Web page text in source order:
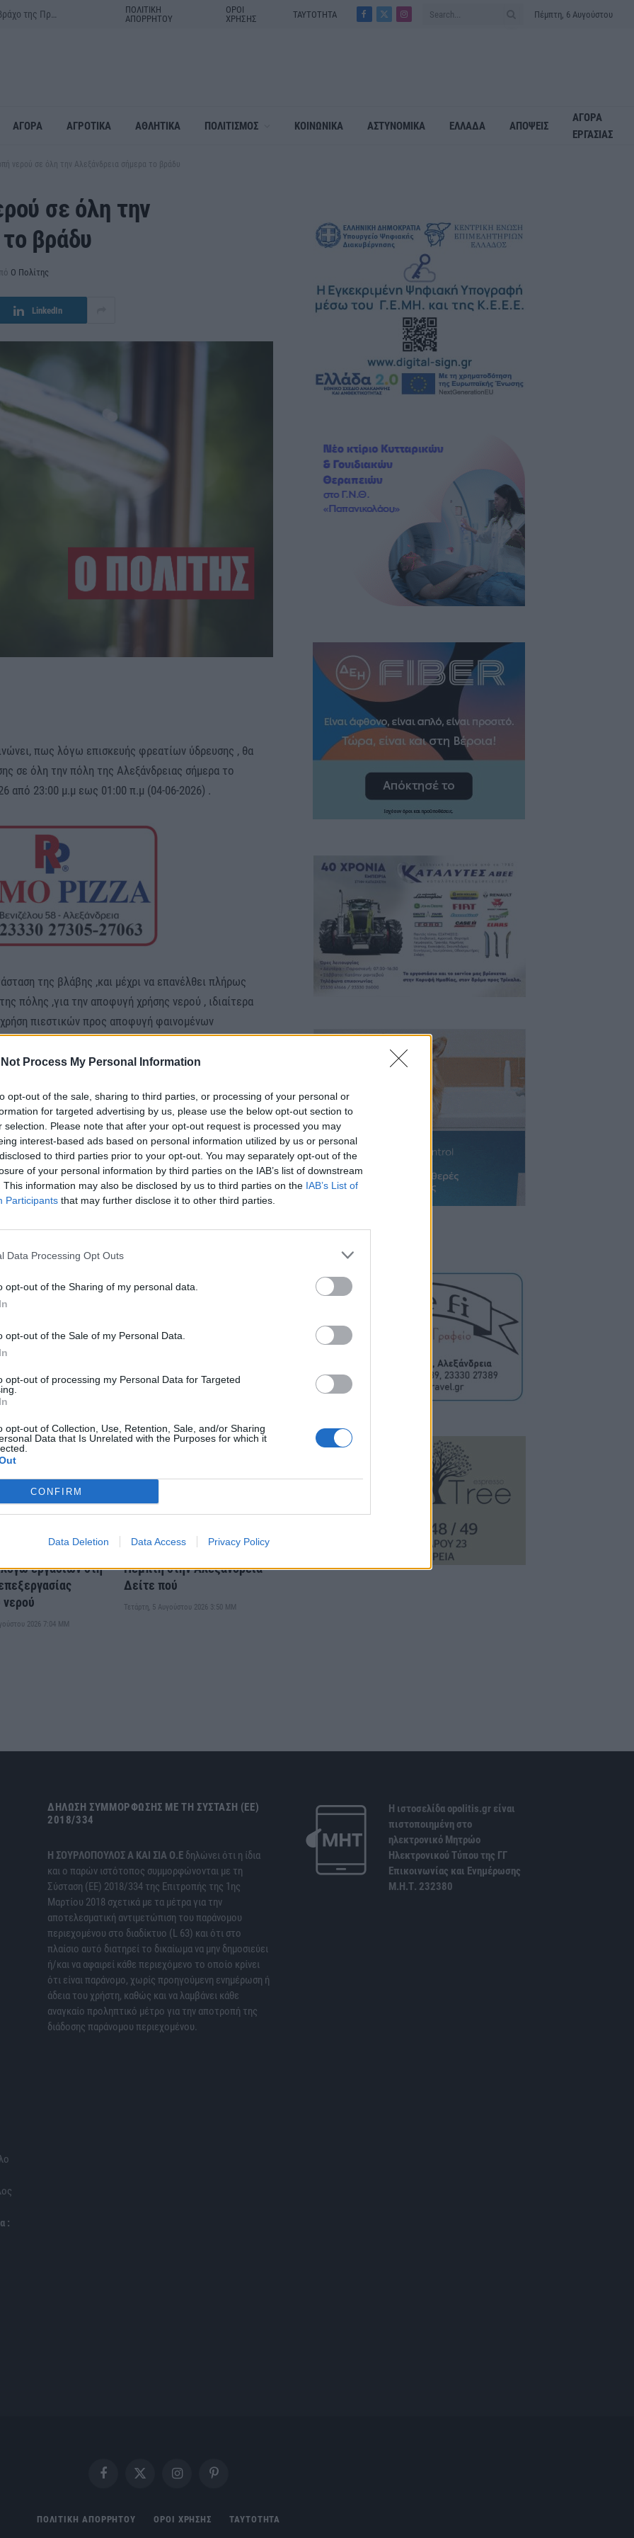
Not Process My Personal Information
opt-out of the sale, sharing to third parties, or processing of your personal or
for targeted advertising by us, please use the below opt-out section to
selection. Please note that after your opt-out request is processed you may
interest-based ads based on personal information utilized by us or personal
to third parties prior to your opt-out. You may separately opt-out of the
of your personal information by third parties on the IAB’s list of downstream
This information may also be disclosed by us to third parties on the IAB’s List of
Participants that may further disclose it to other third parties.
Data Processing Opt Outs
opt-out of the Sharing of my personal data.
opt-out of the Sale of my Personal Data.
opt-out of processing my Personal Data for Targeted
opt-out of Collection, Use, Retention, Sale, and/or Sharing
Data that Is Unrelated with the Purposes for which it
CONFIRM
Data Deletion Data Access Privacy Policy
ΠΟΛΙΤΙΚΗ
ΑΠΟΡΡΗΤΟΥ
ΟΡΟΙ
ΧΡΗΣΗΣ
ΤΑΥΤΟΤΗΤΑ
Facebook
X
Instagram
Πέμπτη, 6 Αυγούστου
ΑΓΟΡΑ ΑΓΡΟΤΙΚΑ ΑΘΛΗΤΙΚΑ ΠΟΛΙΤΙΣΜΟΣ ΚΟΙΝΩΝΙΚΑ ΑΣΤΥΝΟΜΙΚΑ ΕΛΛΑΔΑ ΑΠΟΨΕΙΣ
ΑΓΟΡΑ
ΕΡΓΑΣΙΑΣ
νερού σε όλη την Αλεξάνδρεια σήμερα το βράδυ
σε όλη την
βράδυ
Ο Πολίτης
LinkedIn
πως λόγω επισκευής φρεατίων ύδρευσης , θα
σε όλη την πόλη της Αλεξάνδρειας σήμερα το
από 23:00 μ.μ εως 01:00 π.μ (04-06-2026) .
της βλάβης ,και μέχρι να επανέλθει πλήρως
πόλης ,για την αποφυγή χρήσης νερού , ιδιαίτερα
πιεστικών προς αποφυγή φαινομένων
σας.
Λίνα Τουπεκτσή: Καλαμάτα – Η επόμενη μέρα
εργασιών στη
νερού
2026 7:04 ΜΜ
Διακοπή νερού αύριο
Πέμπτη στην Αλεξάνδρεια –
Δείτε πού
Τετάρτη, 5 Αυγούστου 2026 3:50 ΜΜ
:
ΔΉΛΩΣΗ ΣΥΜΜΌΡΦΩΣΗΣ ΜΕ ΤΗ ΣΎΣΤΑΣΗ (ΕΕ)
2018/334
H ΣΟΥΡΛΟΠΟΥΛΟΣ Α ΚΑΙ ΣΙΑ Ο.Ε δηλώνει ότι η ίδια
και ο παρών ιστότοπος συμμορφώνονται με τη
Σύσταση (ΕΕ) 2018/334 της Επιτροπής της 1ης
Μαρτίου 2018 σχετικά με τα μέτρα για την
αποτελεσματική αντιμετώπιση του παράνομου
περιεχομένου στο διαδίκτυο (L 63) και ότι στο
πλαίσιο αυτό διατηρεί το δικαίωμα να μην δημοσιεύει
ή/και να αφαιρεί κάθε περιεχόμενο το οποίο κρίνει
ότι είναι παράνομο, χωρίς προηγούμενη ενημέρωση ή
άδεια του χρήστη, καθώς και να λαμβάνει κάθε
αναγκαίο προληπτικό μέτρο για την αποτροπή της
διάδοσης παράνομου περιεχομένου.
Η ιστοσελίδα opolitis.gr είναι
πιστοποιημένη στο
ηλεκτρονικό Μητρώο
Ηλεκτρονικού Τύπου της ΓΓ
Επικοινωνίας και Ενημέρωσης
Μ.Η.Τ. 232380
FacebookX
InstagramPinterest
ΠΟΛΙΤΙΚΗ ΑΠΟΡΡΗΤΟΥ ΟΡΟΙ ΧΡΗΣΗΣ ΤΑΥΤΟΤΗΤΑ